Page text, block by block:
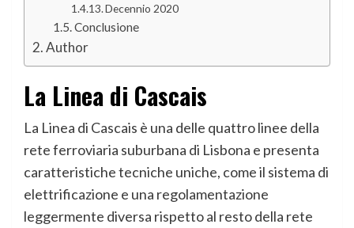
Decennio 2020
Conclusione
Author
La Linea di Cascais
La Linea di Cascais è una delle quattro linee della
rete ferroviaria suburbana di Lisbona e presenta
caratteristiche tecniche uniche, come il sistema di
elettrificazione e una regolamentazione
leggermente diversa rispetto al resto della rete